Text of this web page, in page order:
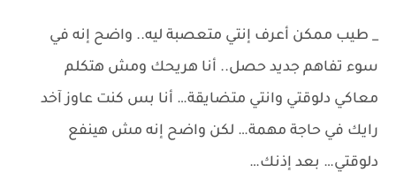
_ طيب ممكن أعرف إنتي متعصبة ليه.. واضح إنه في
سوء تفاهم جديد حصل.. أنا هريحك ومش هتكلم
معاكي دلوقتي وانتي متضايقة… أنا بس كنت عاوز آخد
رايك في حاجة مهمة… لكن واضح إنه مش هينفع
دلوقتي… بعد إذنك…